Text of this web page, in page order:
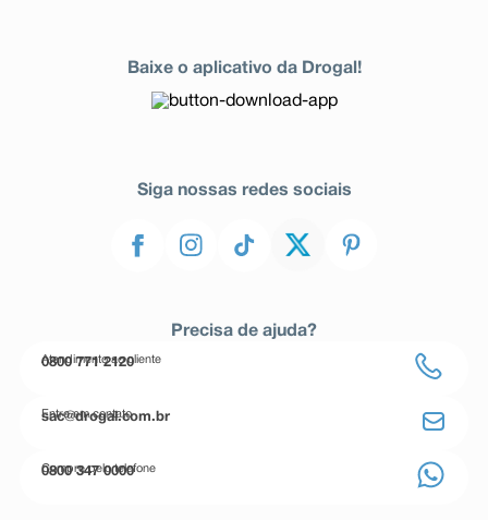
Baixe o aplicativo da Drogal!
Siga nossas redes sociais
Precisa de ajuda?
Atendimento ao cliente
0800 771 2120
Entre em contato
sac@drogal.com.br
Compre pelo telefone
0800 347 0000